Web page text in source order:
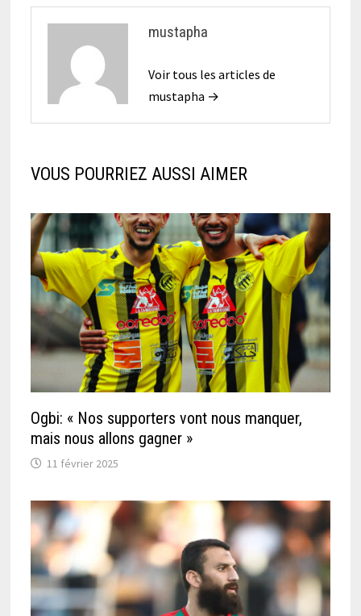
mustapha
Voir tous les articles de
mustapha →
VOUS POURRIEZ AUSSI AIMER
Ogbi: « Nos supporters vont nous manquer,
mais nous allons gagner »
11 février 2025